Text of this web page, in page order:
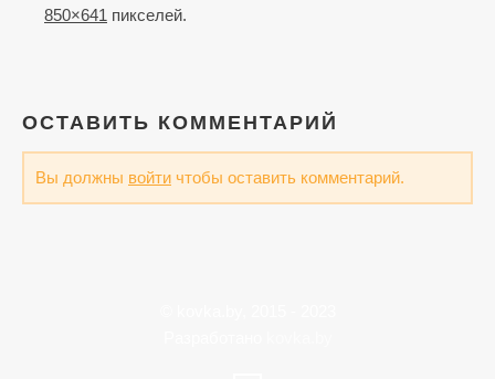
850×641 пикселей.
ОСТАВИТЬ КОММЕНТАРИЙ
Вы должны войти чтобы оставить комментарий.